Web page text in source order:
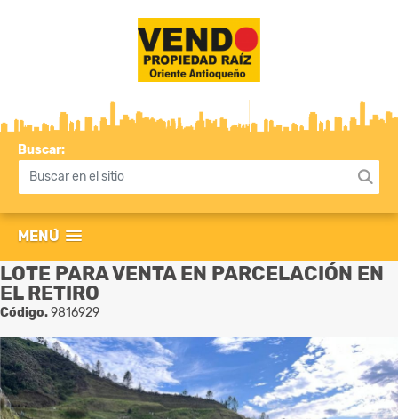
Buscar:
MENÚ
LOTE PARA VENTA EN PARCELACIÓN EN
EL RETIRO
Código.9816929